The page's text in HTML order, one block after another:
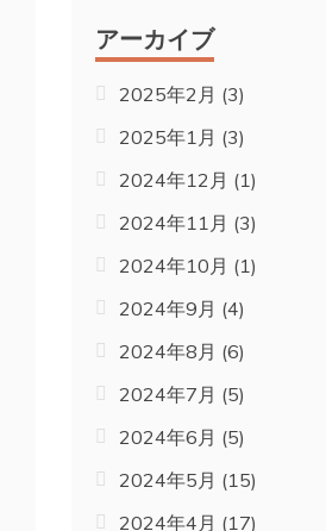
アーカイブ
2025年2月 (3)
2025年1月 (3)
2024年12月 (1)
2024年11月 (3)
2024年10月 (1)
2024年9月 (4)
2024年8月 (6)
2024年7月 (5)
2024年6月 (5)
2024年5月 (15)
2024年4月 (17)